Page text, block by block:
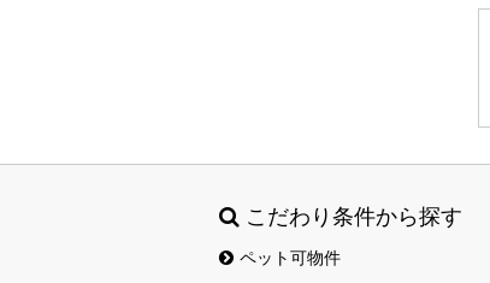
こだわり条件から探す
ペット可物件